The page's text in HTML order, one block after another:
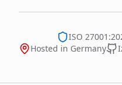
ISO
Hosted in Germany